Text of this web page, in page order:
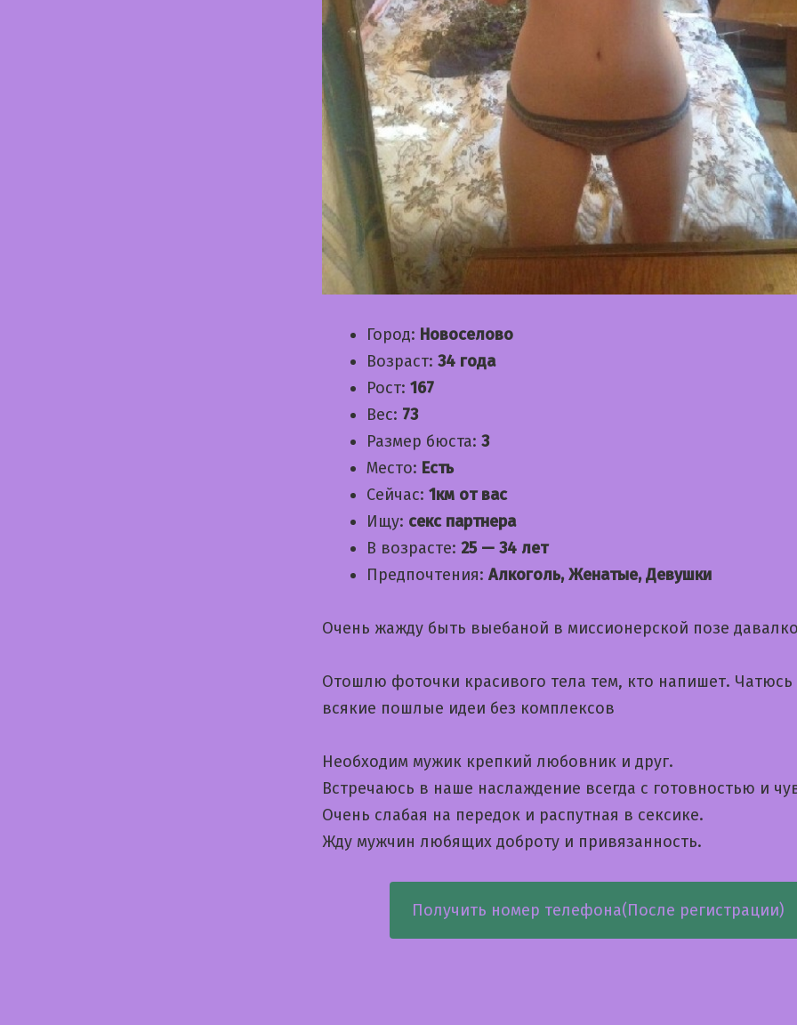
Город: Новоселово
Возраст: 34 года
Рост: 167
Вес: 73
Размер бюста: 3
Место: Есть
Сейчас: 1км от вас
Ищу: секс партнера
В возрасте: 25 — 34 лет
Предпочтения: Алкоголь, Женатые, Девушки
Очень жажду быть выебаной в миссионерской позе
Отошлю фоточки красивого тела тем, кто напишет. Чатюсь
всякие пошлые идеи без комплексов
Необходим мужик крепкий любовник и друг.
Встречаюсь в наше наслаждение всегда с готовностью и
Очень слабая на передок и распутная в сексике.
Жду мужчин любящих доброту и привязанность.
Получить номер телефона(После регистрации)